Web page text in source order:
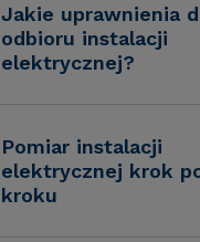
Jakie uprawnienia
odbioru instalacji
elektrycznej?
Pomiar instalacji
elektrycznej krok
kroku